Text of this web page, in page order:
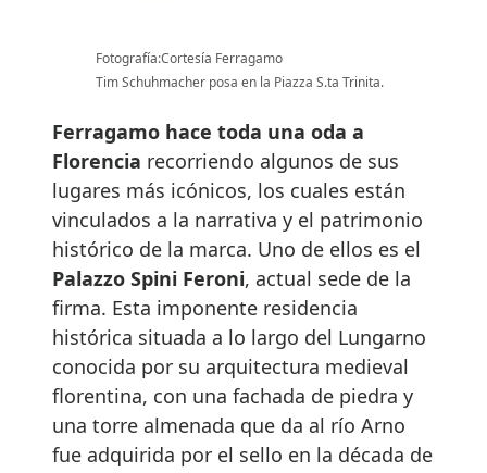
Fotografía:Cortesía Ferragamo
Tim Schuhmacher posa en la Piazza S.ta Trinita.
Ferragamo hace toda una oda a
Florencia recorriendo algunos de sus
lugares más icónicos, los cuales están
vinculados a la narrativa y el patrimonio
histórico de la marca. Uno de ellos es el
Palazzo Spini Feroni, actual sede de la
firma. Esta imponente residencia
histórica situada a lo largo del Lungarno
conocida por su arquitectura medieval
florentina, con una fachada de piedra y
una torre almenada que da al río Arno
fue adquirida por el sello en la década de